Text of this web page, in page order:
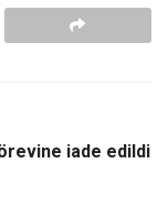
iade edildi